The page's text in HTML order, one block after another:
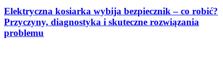
Elektryczna kosiarka wybija bezpiecznik – co robić?
Przyczyny, diagnostyka i skuteczne rozwiązania
problemu